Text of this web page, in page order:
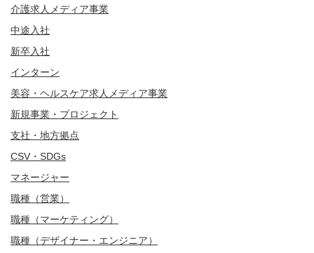
介護求人メディア事業
中途入社
新卒入社
インターン
美容・ヘルスケア求人メディア事業
新規事業・プロジェクト
支社・地方拠点
CSV・SDGs
マネージャー
職種（営業）
職種（マーケティング）
職種（デザイナー・エンジニア）